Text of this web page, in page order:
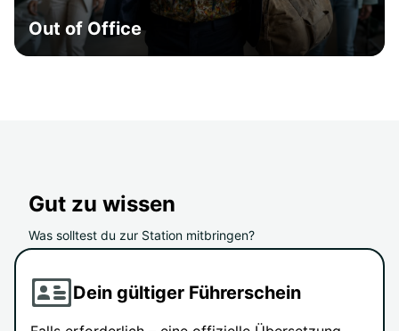
Out of Office
Gut zu wissen
Was solltest du zur Station mitbringen?
Dein gültiger Führerschein